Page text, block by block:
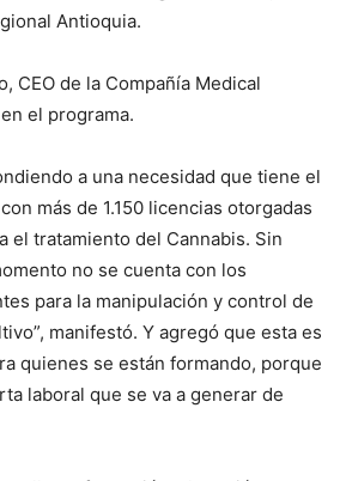
Antioquia.
CEO de la Compañía Medical
el programa.
a una necesidad que tiene el
más de 1.150 licencias otorgadas
el tratamiento del Cannabis. Sin
no se cuenta con los
para la manipulación y control de
manifestó. Y agregó que esta es
quienes se están formando, porque
laboral que se va a generar de